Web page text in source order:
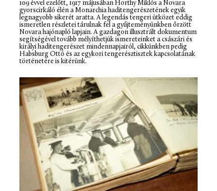
109 évvel ezelőtt, 1917 májusában Horthy Miklós a Novara
gyorscirkáló élén a Monarchia haditengerészetének egyik
legnagyobb sikerét aratta. A legendás tengeri ütközet eddig
ismeretlen részletei tárulnak fel a gyűjteményünkben őrzött
Novara hajónapló lapjain. A gazdagon illusztrált dokumentum
segítségével tovább mélyíthetjük ismereteinket a császári és
királyi haditengerészet mindennapjairól, cikkünkben pedig
Habsburg Ottó és az egykori tengerésztisztek kapcsolatának
történetére is kitérünk.